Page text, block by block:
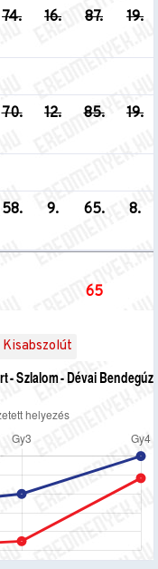
74. 16. 87. 19.
70. 12. 85. 19.
58. 9. 65. 8.
65
Kisabszolút